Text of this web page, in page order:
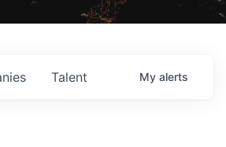
Talent My alerts